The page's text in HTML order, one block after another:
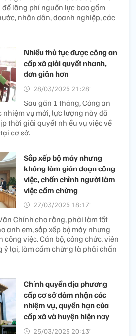
để lãng phí nguồn lực bao gồm
nhân dân, doanh nghiệp, các
Nhiều thủ tục được công an
cấp xã giải quyết nhanh,
đơn giản hơn
28/03/2025 21:28’
Sau gần 1 tháng, Công an
nhiệm vụ mới, lực lượng này đã
thời giải quyết nhiều vụ việc về
cơ sở.
Sắp xếp bộ máy nhưng
không làm gián đoạn công
việc, chấn chỉnh người làm
việc cầm chừng
27/03/2025 18:17’
Chính cho rằng, phải làm tốt
anh em, sắp xếp bộ máy nhưng
công việc. Cán bộ, công chức, viên
ỷ lại, làm cầm chừng là phải chấn
Chính quyền địa phương
cấp cơ sở đảm nhận các
nhiệm vụ, quyền hạn của
cấp xã và huyện hiện nay
25/03/2025 20:13’